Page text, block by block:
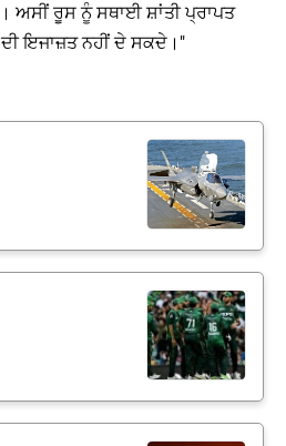
ਅਸੀਂ ਰੂਸ ਨੂੰ ਸਥਾਈ ਸ਼ਾਂਤੀ ਪ੍ਰਾਪਤ
ਇਜਾਜ਼ਤ ਨਹੀਂ ਦੇ ਸਕਦੇ।"